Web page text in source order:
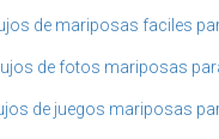
de mariposas faciles
de fotos mariposas
de juegos mariposas